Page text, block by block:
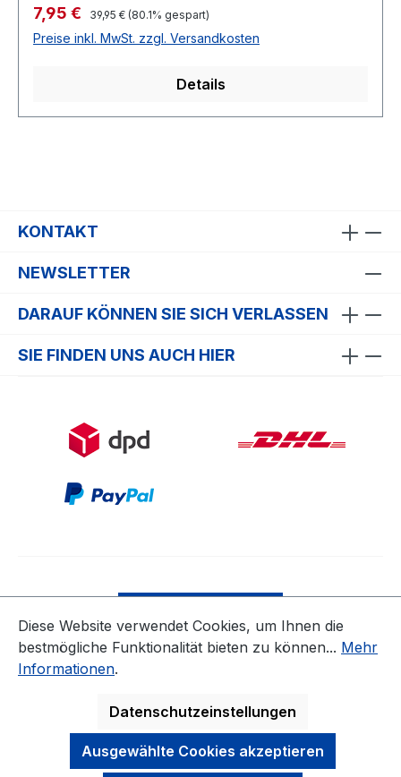
Verkaufspreis:
7,95 € Regulärer Preis:
39,95 € (80.1% gespart)
Preise inkl. MwSt. zzgl. Versandkosten
Details
KONTAKT
NEWSLETTER
DARAUF KÖNNEN SIE SICH VERLASSEN
SIE FINDEN UNS AUCH HIER
* Alle Preise inkl. gesetzl. Mehrwertsteuer zzgl.
Diese Website verwendet Cookies, um Ihnen die
bestmögliche Funktionalität bieten zu können... Mehr
Informationen.
Datenschutzeinstellungen
Ausgewählte Cookies akzeptieren